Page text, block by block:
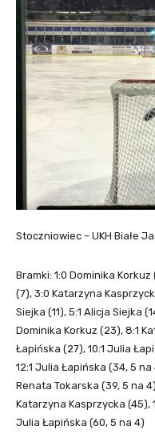
Stoczniowiec – UKH Białe
Bramki: 1:0 Dominika
(7), 3:0 Katarzyna
Siejka (11), 5:1 Alicja Siejka
Dominika Korkuz (23), 8:1
Łapińska (27), 10:1 Julia
12:1 Julia Łapińska (34, 5 na
Renata Tokarska (39, 5 na
Katarzyna Kasprzycka (45),
Julia Łapińska (60, 5 na 4)